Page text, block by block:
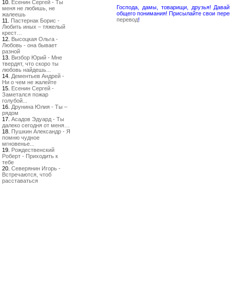
10. Есенин Сергей - Ты
меня не любишь, не
жалеешь
11. Пастернак Борис -
Любить иных – тяжелый
крест…
12. Высоцкая Ольга -
Любовь - она бывает
разной
13. Визбор Юрий - Мне
твердят, что скоро ты
любовь найдешь...
14. Дементьев Андрей -
Ни о чем не жалейте
15. Есенин Сергей -
Заметался пожар
голубой...
16. Друнина Юлия - Ты –
рядом
17. Асадов Эдуард - Ты
далеко сегодня от меня…
18. Пушкин Александр - Я
помню чудное
мгновенье...
19. Рождественский
Роберт - Приходить к
тебе
20. Северянин Игорь -
Встречаются, чтоб
расставаться
Господа, дамы, товарищи, друзья!
общего понимания! Присылайте свои
перевод!